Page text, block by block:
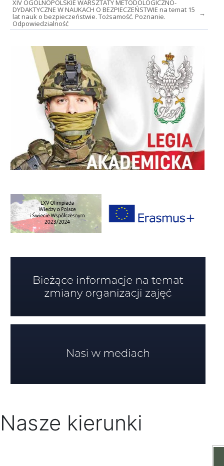
XIV OGÓLNOPOLSKIE WARSZTATY METODOLOGICZNO-
DYDAKTYCZNE W NAUKACH O BEZPIECZEŃSTWIE na temat 15
lat nauk o bezpieczeństwie. Tożsamość. Poznanie.
Odpowiedzialność
→
Nasze kierunki